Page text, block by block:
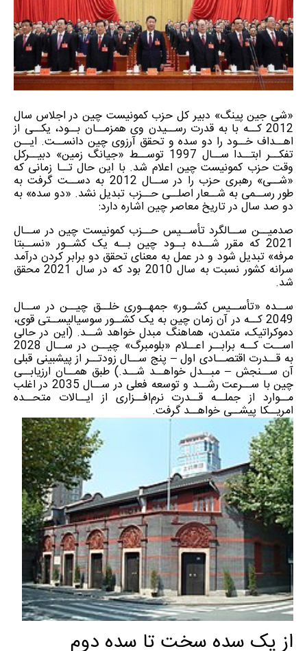
«شی جین پینگ» دبیر کل حزب کمونیست چین در اجلاس سال
2012 کــه با به قدرت رســیدن وی همزمــان بــود، یکــی از
اهــداف خــود را دو سده و تحقق آرزوی چین دانســت. ایــن
تفکــر ابتــدا ســال 1997 توســط «جیانگ زمین» دبیــرکل
وقت حزب کمونیست چین اعلام شد. با این حال تــا زمانی که
«شــی» رهبری حزب را در ســال 2012 به دســت گرفت به
طور رســمی به شــعار اصلــی حــزب تبدیل نشد. «دو سده» به
دو صد سال در تاریخ معاصر چین اشاره دارد:
صدمیــن ســالگرد تأســیس حــزب کمونیست چین در ســال
2021 که مقرر شــده بــود چین بــه یک کشــور «نســبتا
مرفه» تبدیل شود و در عمل به معنای تحقق دو برابر کردن درآمد
سرانه کشور نسبت به سال 2010 بود که در سال 2021 محقق
شد.
ســده «تأســیس کشــور» جمهــوری خلــق چیــن در ســال
2049 کــه در آن زمان چین به یک کشــور سوسیالیســتی قوی،
دموکراتیک، متمدن، هماهنگ مبدل خواهد شــد. (این در حالی
اســت کــه برابــر اعــلام «بلومبرگ» چیــن در ســال 2028
به قــدرت اقتصــادی اول – پنج ســال زودتــر از پیشبینی قبلی
آن ســنجش – مبــدل خواهــد شــد.) طبق همــان ارزیابــی
چین با ســرعت رشــد و توسعه فعلی در ســال 2035 در اغلب
مــوارد از جملــه قــدرت نرم‌افــزاری از ایــالات متحــده
امریــکا پیشــی خواهــد گرفت.
از یک سده سخت تا سده دوم